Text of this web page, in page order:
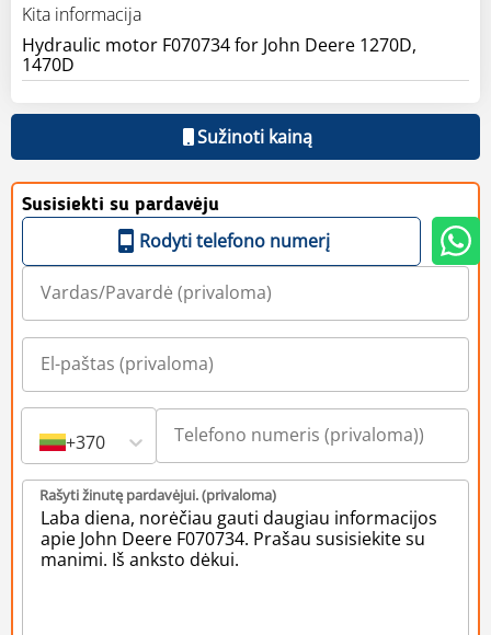
Kita informacija
Hydraulic motor F070734 for John Deere 1270D,
1470D
Sužinoti kainą
Susisiekti su pardavėju
Rodyti telefono numerį
+370
Rašyti žinutę pardavėjui. (privaloma)